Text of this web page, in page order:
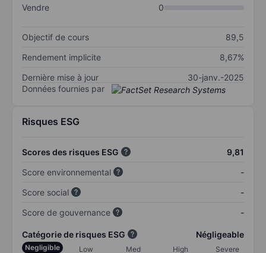
Vendre
0
Objectif de cours
89,5
Rendement implicite
8,67%
Dernière mise à jour
30-janv.-2025
Données fournies par
Risques ESG
Scores des risques ESG
9,81
Score environnemental
-
Score social
-
Score de gouvernance
-
Catégorie de risques ESG Négligeable
Negligible Low Med High
Severe